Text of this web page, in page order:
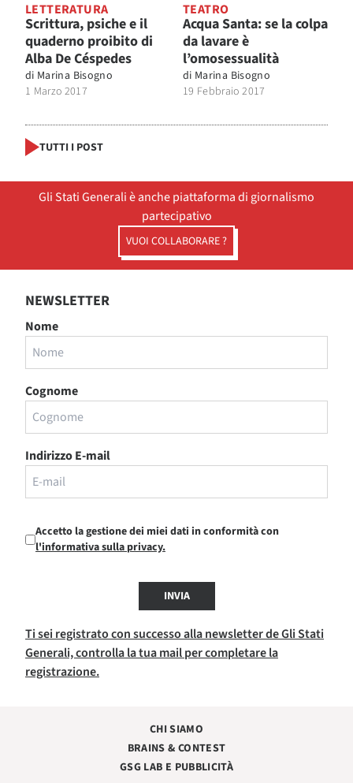
LETTERATURA
Scrittura, psiche e il
quaderno proibito di
Alba De Céspedes
di Marina Bisogno
1 Marzo 2017
TEATRO
Acqua Santa: se la colpa
da lavare è
l’omosessualità
di Marina Bisogno
19 Febbraio 2017
TUTTI I POST
Gli Stati Generali è anche piattaforma di giornalismo
partecipativo
VUOI COLLABORARE ?
NEWSLETTER
Nome
Cognome
Indirizzo E-mail
Accetto la gestione dei miei dati in conformità con
l'informativa sulla privacy.
INVIA
Ti sei registrato con successo alla newsletter de Gli Stati
Generali, controlla la tua mail per completare la
registrazione.
CHI SIAMO
BRAINS & CONTEST
GSG LAB E PUBBLICITÀ